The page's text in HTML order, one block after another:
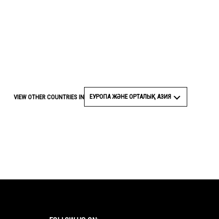
VIEW OTHER COUNTRIES IN ЕУРОПА ЖӘНЕ ОРТАЛЫҚ АЗИЯ